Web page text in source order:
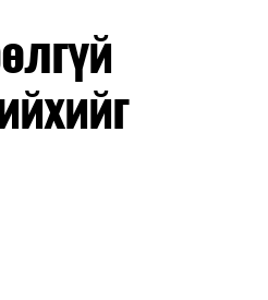
оруулж эхэлнэ.